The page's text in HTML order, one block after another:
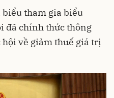
tham gia biểu
đã chính thức thông
hội về giảm thuế giá trị